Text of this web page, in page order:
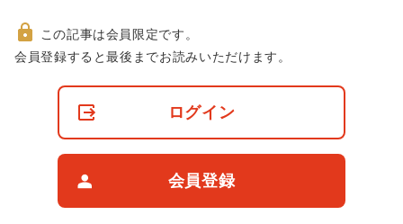
非
この記事は会員限定です。
会員登録すると最後までお読みいただけます。
ログイン
会員登録